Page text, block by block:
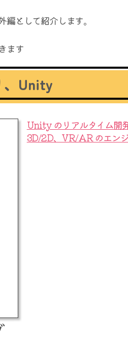
として紹介します。
ます
、Unity
Unity のリアルタイム開
3D/2D、VR/AR のエン